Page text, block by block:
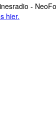
-
hier.